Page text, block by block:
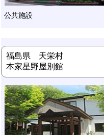
公共施設
福島県 天栄村
本家星野屋別館